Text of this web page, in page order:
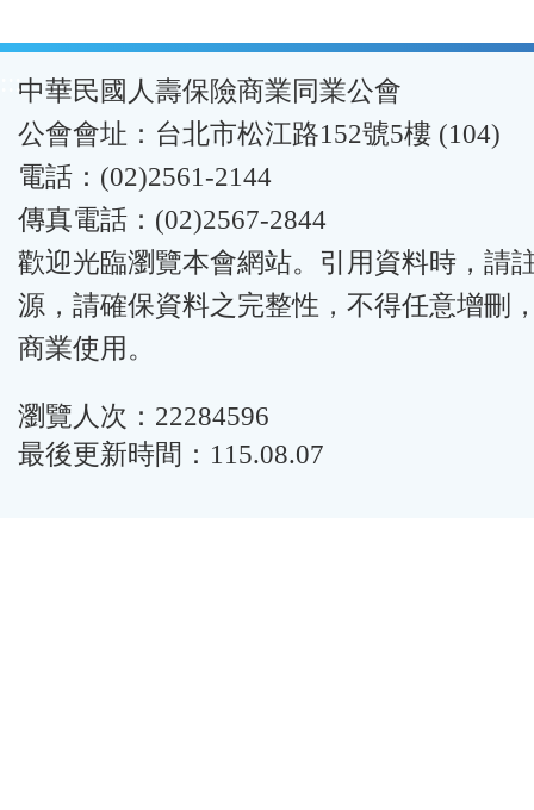
:::中華民國人壽保險商業同業公會
公會會址：台北市松江路152號5樓 (104)
電話：(02)2561-2144
傳真電話：(02)2567-2844
歡迎光臨瀏覽本會網站。引用資料時，請
源，請確保資料之完整性，不得任意增刪
商業使用。
瀏覽人次：22284596
最後更新時間：115.08.07